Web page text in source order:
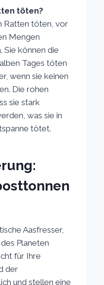
töten?
Ratten töten, vor
Mengen
Sie können die
Tages töten
wenn sie keinen
Die rohen
sie stark
was sie in
tötet.
Aasfresser,
Planeten
für Ihre
der
und stellen eine